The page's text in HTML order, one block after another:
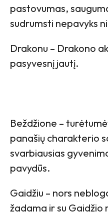
pastovumas,
sudrumsti nepavyks
Drakonu – Drakono
pasyvesnį jautį.
Beždžione –
panašių charakterio
svarbiausias
pavydūs.
Gaidžiu – nors
žadama ir su Gaidžio